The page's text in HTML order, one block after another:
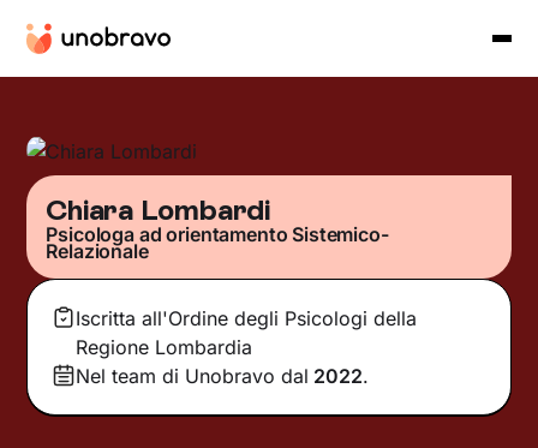
Chiara Lombardi
Psicologa ad orientamento Sistemico-
Relazionale
Iscritta all'Ordine degli Psicologi della
Regione Lombardia
Nel team di Unobravo dal 2022.